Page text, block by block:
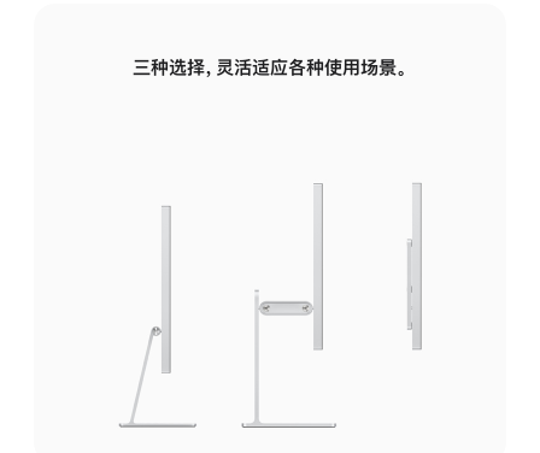
三种选择，灵活适应各种使用场景。